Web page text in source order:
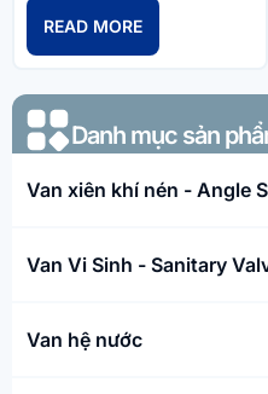
Danh mục sản
Van xiên khí nén - Angle
Van Vi Sinh - Sanitary
Van hệ nước
READ MORE